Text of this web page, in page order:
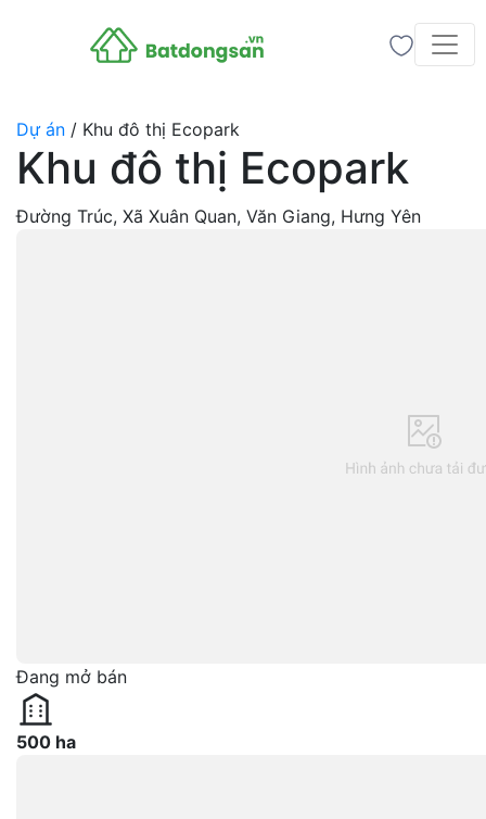
Dự án / Khu đô thị Ecopark
Khu đô thị Ecopark
Đường Trúc, Xã Xuân Quan, Văn Giang, Hưng Yên
Đang mở bán
500 ha